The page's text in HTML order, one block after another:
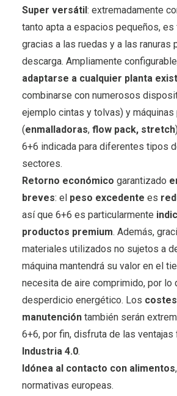
Super versátil: extremadamente
tanto apta a espacios pequeños,
gracias a las ruedas y a las ranuras
descarga. Ampliamente
adaptarse a cualquier planta
combinarse con numerosos
ejemplo cintas y tolvas) y máquinas
(enmalladoras, flow pack, stretch
6+6 indicada para diferentes tipos
sectores.
Retorno económico garantizado
breves: el peso excedente es
así que 6+6 es particularmente
productos premium. Además,
materiales utilizados no sujetos a
máquina mantendrá su valor en el
necesita de aire comprimido, por lo
desperdicio energético. Los
manutención también serán
6+6, por fin, disfruta de las
Industria 4.0.
Idónea al contacto con alimentos
normativas europeas.